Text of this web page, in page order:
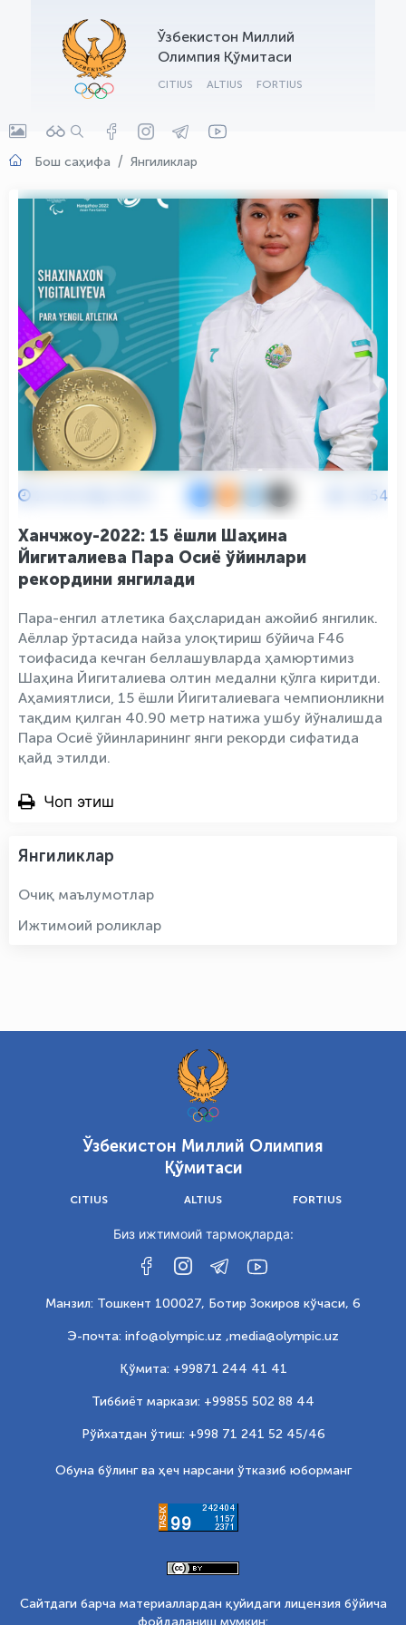
Ўзбекистон Миллий
Олимпия Қўмитаси
CITIUS ALTIUS FORTIUS
Бош саҳифа Янгиликлар
3554
Ханчжоу-2022: 15 ёшли Шаҳина
Йигиталиева Пара Осиё ўйинлари
рекордини янгилади
Пара-енгил атлетика баҳсларидан ажойиб янгилик.
Аёллар ўртасида найза улоқтириш бўйича F46
тоифасида кечган беллашувларда ҳамюртимиз
Шаҳина Йигиталиева олтин медални қўлга киритди.
Аҳамиятлиси, 15 ёшли Йигиталиевага чемпионликни
тақдим қилган 40.90 метр натижа ушбу йўналишда
Пара Осиё ўйинларининг янги рекорди сифатида
қайд этилди.
Чоп этиш
Янгиликлар
Очиқ маълумотлар
Ижтимоий роликлар
Ўзбекистон Миллий Олимпия
Қўмитаси
CITIUS ALTIUS FORTIUS
Биз ижтимоий тармоқларда:
Манзил: Тошкент 100027, Ботир Зокиров кўчаси, 6
Э-почта: info@olympic.uz ,media@olympic.uz
Қўмита: +99871 244 41 41
Тиббиёт маркази: +99855 502 88 44
Рўйхатдан ўтиш: +998 71 241 52 45/46
Обуна бўлинг ва ҳеч нарсани ўтказиб юборманг
Сайтдаги барча материаллардан қуйидаги лицензия бўйича
фойдаланиш мумкин:
OLYMPCHIK AI - yordamchi
Онлайн · olympic.uz